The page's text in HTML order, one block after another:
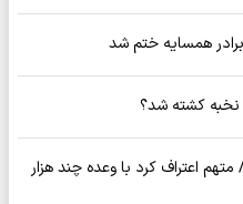
همسایه ختم شد
نخبه کشته شد؟
اعتراف کرد با وعده چند هزار